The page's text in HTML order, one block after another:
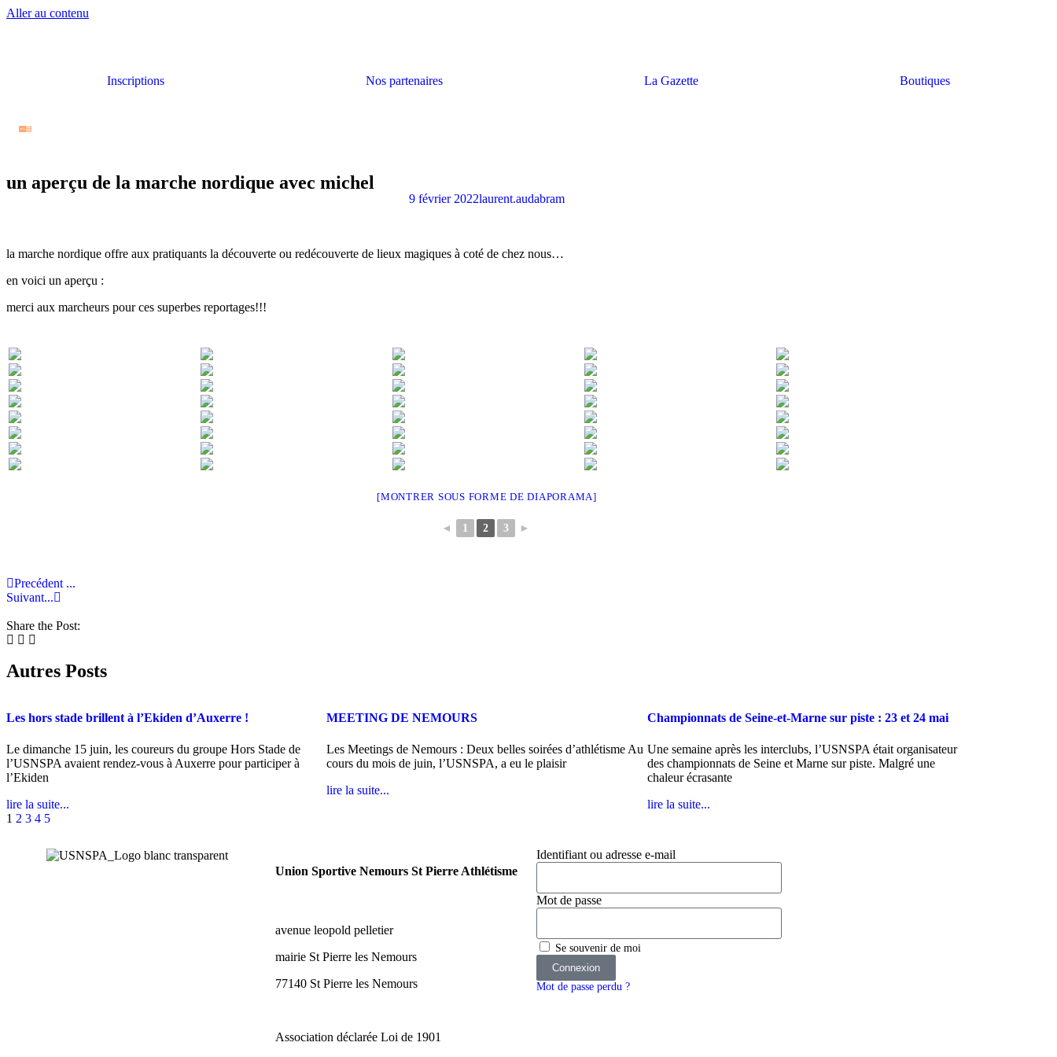
Aller au contenu
Inscriptions Nos partenaires La Gazette Boutiques
un aperçu de la marche nordique avec michel
9 février 2022laurent.audabram
la marche nordique offre aux pratiquants la découverte ou redécouverte de lieux magiques à coté de chez nous…
en voici un aperçu :
merci aux marcheurs pour ces superbes reportages!!!
[MONTRER SOUS FORME DE DIAPORAMA]
◄ 1 2 3 ►
Precédent ...
Suivant...
Share the Post:
Autres Posts
Les hors stade brillent à l’Ekiden d’Auxerre !
Le dimanche 15 juin, les coureurs du groupe Hors Stade de
l’USNSPA avaient rendez-vous à Auxerre pour participer à
l’Ekiden
lire la suite...
MEETING DE NEMOURS
Les Meetings de Nemours : Deux belles soirées d’athlétisme Au
cours du mois de juin, l’USNSPA, a eu le plaisir
lire la suite...
Championnats de Seine-et-Marne sur piste : 23 et 24 mai
Une semaine après les interclubs, l’USNSPA était organisateur
des championnats de Seine et Marne sur piste. Malgré une
chaleur écrasante
lire la suite...
1 2 3 4 5
Union Sportive Nemours St Pierre Athlétisme
avenue leopold pelletier
mairie St Pierre les Nemours
77140 St Pierre les Nemours
Association déclarée Loi de 1901
Identifiant ou adresse e-mail
Mot de passe
Se souvenir de moi
Connexion
Mot de passe perdu ?